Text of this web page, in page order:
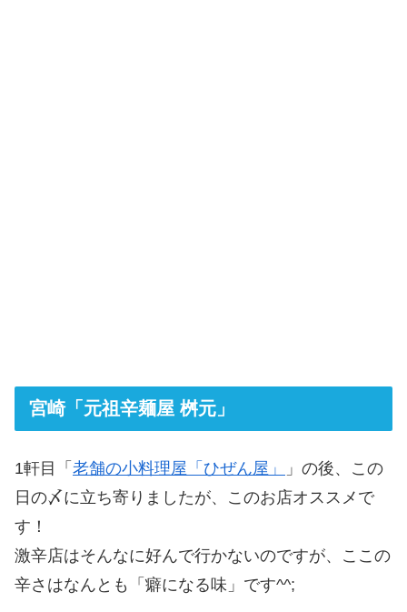
宮崎「元祖辛麺屋 桝元」
1軒目「 老舗の小料理屋「ひぜん屋」
」の後、この
日の〆に立ち寄りましたが、このお店オススメで
す！
激辛店はそんなに好んで行かないのですが、ここの
辛さはなんとも「癖になる味」です^^;